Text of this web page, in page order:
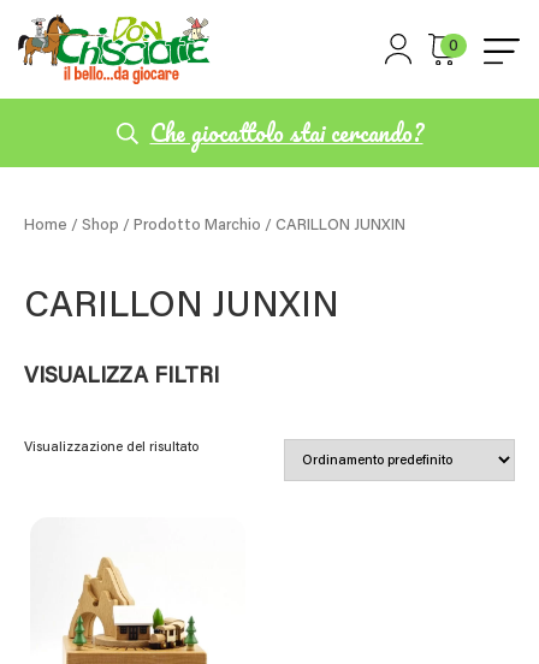
0
Che giocattolo stai cercando?
Home / Shop / Prodotto Marchio / CARILLON JUNXIN
CARILLON JUNXIN
VISUALIZZA FILTRI
Visualizzazione del risultato